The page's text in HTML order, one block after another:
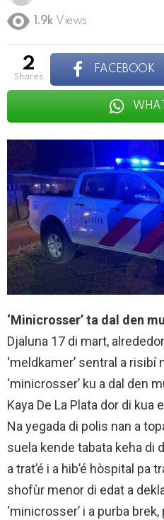
1.9k Views
2
shares
FACEBOOK
‘Minicrosser’ ta dal den
Djaluna 17 di mart,
‘meldkamer’ sentral a
‘minicrosser’ ku a dal den
Kaya De La Plata dor di kua
Na yegada di polis nan a
suela kende tabata keha di
a trat’é i a hib’é hòspital pa
shofùr menor di edat a
‘minicrosser’ i a purba